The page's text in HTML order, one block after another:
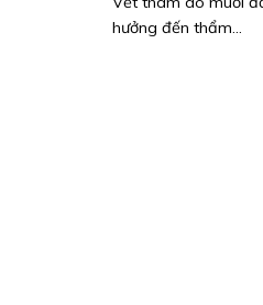
hưởng đến thẩm...